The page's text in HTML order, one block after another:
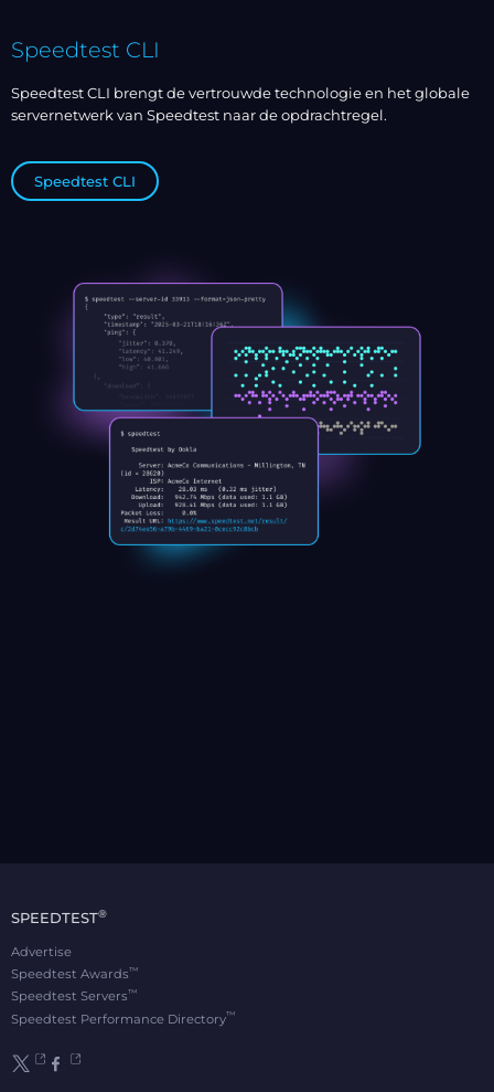
Speedtest CLI
Speedtest CLI brengt de vertrouwde technologie en het globale
servernetwerk van Speedtest naar de opdrachtregel.
Speedtest CLI
SPEEDTEST®
Advertise
Speedtest Awards™
Speedtest Servers™
Speedtest Performance Directory™